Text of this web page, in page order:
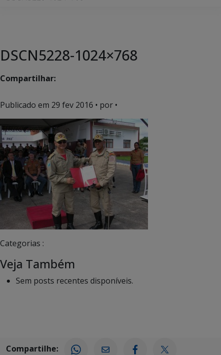
DSCN5228-1024×768
Compartilhar:
Publicado em 29 fev 2016 • por •
Categorias :
Veja Também
Sem posts recentes disponíveis.
Compartilhe: